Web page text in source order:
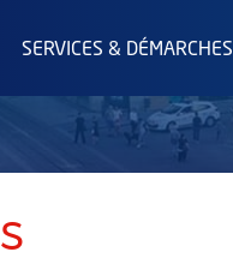
SERVICES & DÉMARCHES